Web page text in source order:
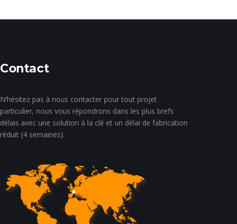
Contact
N’hésitez pas à nous contacter pour tout projet
particulier, nous vous répondrons dans les plus brefs
délais avec une solution à la clé et un délai de fabrication
réduit (4 semaines).